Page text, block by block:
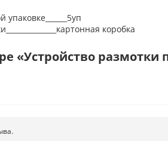
упаковке______5уп
коробка
«Устройство размотки